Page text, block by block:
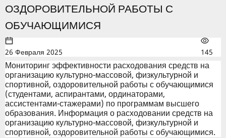
ОЗДОРОВИТЕЛЬНОЙ РАБОТЫ С
ОБУЧАЮЩИМИСЯ
26 Февраля 2025 145
Мониторинг эффективности расходования средств на
организацию культурно-массовой, физкультурной и
спортивной, оздоровительной работы с обучающимися
(студентами, аспирантами, ординаторами,
ассистентами-стажерами) по программам высшего
образования. Информация о расходовании средств на
организацию культурно-массовой, физкультурной и
спортивной, оздоровительной работы с обучающимися.